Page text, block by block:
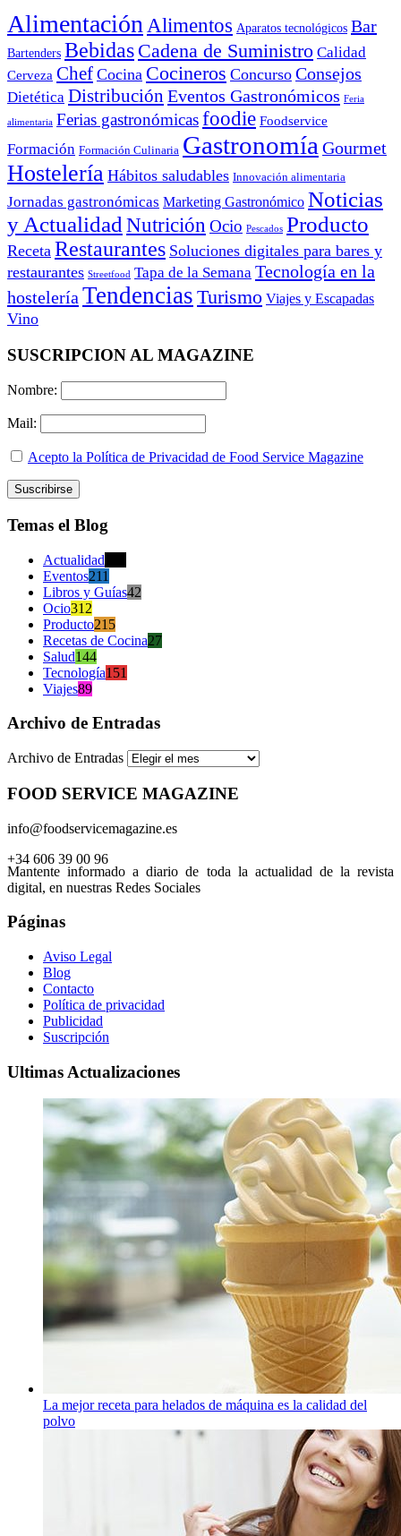
Alimentación Alimentos Aparatos tecnológicos Bar
Bartenders Bebidas Cadena de Suministro Calidad
Cerveza Chef Cocina Cocineros Concurso Consejos
Dietética Distribución Eventos Gastronómicos Feria
alimentaria Ferias gastronómicasfoodie Foodservice
Formación Formación Culinaria Gastronomía Gourmet
Hostelería Hábitos saludables Innovación alimentaria
Jornadas gastronómicas Marketing Gastronómico Noticias
y Actualidad Nutrición Ocio Pescados Producto
Receta Restaurantes Soluciones digitales para bares y
restaurantes Streetfood Tapa de la Semana Tecnología en la
hostelería Tendencias Turismo Viajes y Escapadas
Vino
SUSCRIPCION AL MAGAZINE
Nombre:
Mail:
Acepto la Política de Privacidad de Food Service Magazine
Temas el Blog
Actualidad
Eventos211
Libros y Guías42
Ocio312
Producto215
Recetas de Cocina27
Salud144
Tecnología151
Viajes89
Archivo de Entradas
Archivo de Entradas
FOOD SERVICE MAGAZINE
info@foodservicemagazine.es
+34 606 39 00 96
Mantente informado a diario de toda la actualidad de la revista
digital, en nuestras Redes Sociales
Páginas
Aviso Legal
Blog
Contacto
Política de privacidad
Publicidad
Suscripción
Ultimas Actualizaciones
La mejor receta para helados de máquina es la calidad del
polvo